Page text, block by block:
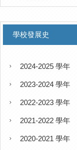
學校發展史
2024-2025 學年
2023-2024 學年
2022-2023 學年
2021-2022 學年
2020-2021 學年